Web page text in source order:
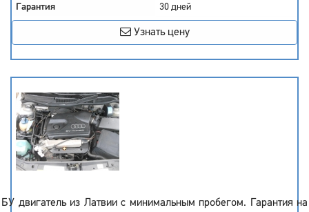
Гарантия
30 дней
Узнать цену
БУ двигатель из Латвии с минимальным пробегом. Гарантия на